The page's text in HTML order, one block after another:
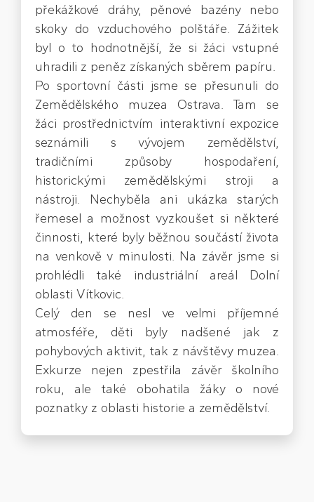
překážkové dráhy, pěnové bazény nebo
skoky do vzduchového polštáře. Zážitek
byl o to hodnotnější, že si žáci vstupné
uhradili z peněz získaných sběrem papíru.
Po sportovní části jsme se přesunuli do
Zemědělského muzea Ostrava. Tam se
žáci prostřednictvím interaktivní expozice
seznámili s vývojem zemědělství,
tradičními způsoby hospodaření,
historickými zemědělskými stroji a
nástroji. Nechyběla ani ukázka starých
řemesel a možnost vyzkoušet si některé
činnosti, které byly běžnou součástí života
na venkově v minulosti. Na závěr jsme si
prohlédli také industriální areál Dolní
oblasti Vítkovic.
Celý den se nesl ve velmi příjemné
atmosféře, děti byly nadšené jak z
pohybových aktivit, tak z návštěvy muzea.
Exkurze nejen zpestřila závěr školního
roku, ale také obohatila žáky o nové
poznatky z oblasti historie a zemědělství.